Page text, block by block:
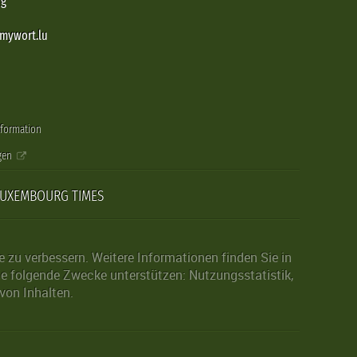
TIMES
verbessern. Weitere Informationen finden Sie in
folgende Zwecke unterstützen: Nutzungsstatistik,
Inhalten.